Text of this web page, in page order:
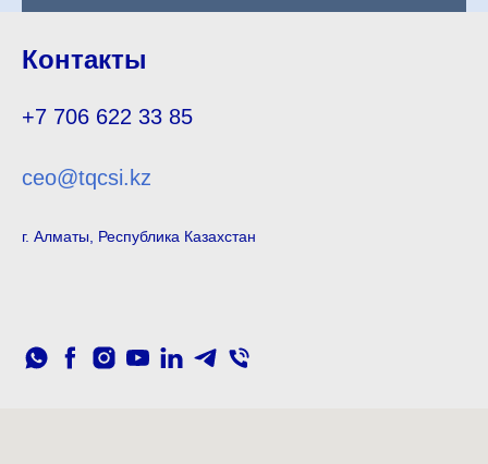
Контакты
+7 706 622 33 85
ceo@tqcsi.kz
г. Алматы, Республика Казахстан